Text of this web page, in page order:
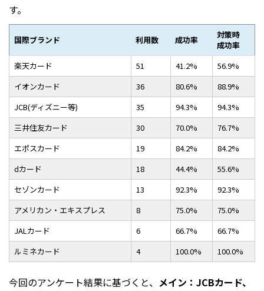
す。
国際ブランド 利用数 成功率
対策時
成功率
楽天カード
51 41.2%
56.9%
イオンカード
36 80.6%
88.9%
JCB(ディズニー等)
35 94.3%
94.3%
三井住友カード
30 70.0%
76.7%
エポスカード
19 84.2%
84.2%
dカード
18 44.4%
55.6%
セゾンカード
13 92.3%
92.3%
アメリカン・エキスプレス
8 75.0%
75.0%
JALカード
6 66.7%
66.7%
ルミネカード
4 100.0% 100.0%
今回のアンケート結果に基づくと、 メイン：JCBカード、